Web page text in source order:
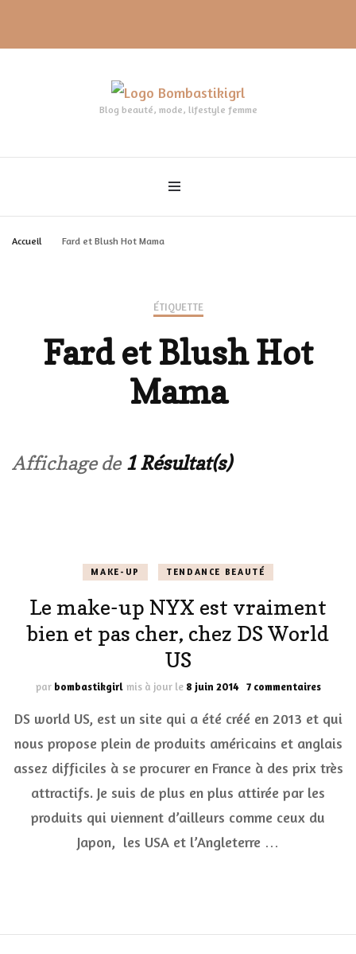
Blog beauté, mode, lifestyle femme
Accueil Fard et Blush Hot Mama
ÉTIQUETTE
Fard et Blush Hot
Mama
Affichage de 1 Résultat(s)
MAKE-UP TENDANCE BEAUTÉ
Le make-up NYX est vraiment
bien et pas cher, chez DS World
US
par bombastikgirl mis à jour le 8 juin 2014 7 commentairessur
make-
NYX
est
bien
et
DS world US, est un site qui a été créé en 2013 et qui
nous propose plein de produits américains et anglais
assez difficiles à se procurer en France à des prix très
attractifs. Je suis de plus en plus attirée par les
produits qui viennent d’ailleurs comme ceux du
Japon, les USA et l’Angleterre …